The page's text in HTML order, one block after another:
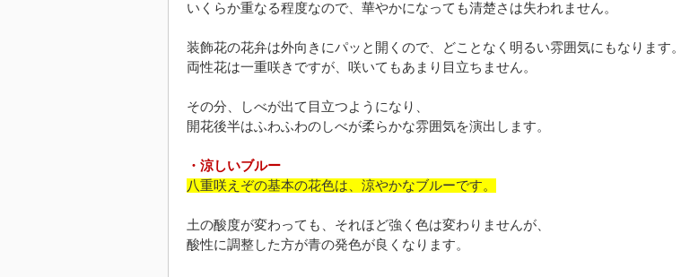
いくらか重なる程度なので、華やかになっても清楚さは失われません。
装飾花の花弁は外向きにパッと開くので、どことなく明るい雰囲気にもなります。
両性花は一重咲きですが、咲いてもあまり目立ちません。
その分、しべが出て目立つようになり、
開花後半はふわふわのしべが柔らかな雰囲気を演出します。
・涼しいブルー
八重咲えぞの基本の花色は、涼やかなブルーです。
土の酸度が変わっても、それほど強く色は変わりませんが、
酸性に調整した方が青の発色が良くなります。